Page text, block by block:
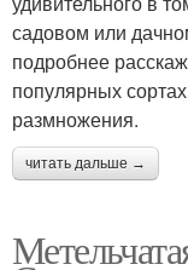
садовом или
подробнее
популярных
размножения.
читать дальше →